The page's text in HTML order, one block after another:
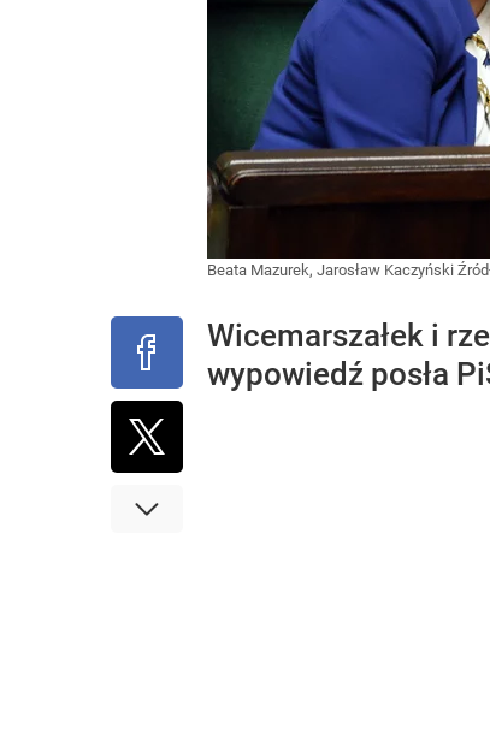
Beata Mazurek, Jarosław Kaczyński
Wicemarszałek i
wypowiedź posła